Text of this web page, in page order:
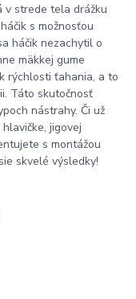
v strede tela drážku
s možnosťou
háčik nezachytil o
mäkkej gume
rýchlosti ťahania, a to
Táto skutočnosť
nástrahy. Či už
jigovej
s montážou
skvelé výsledky!